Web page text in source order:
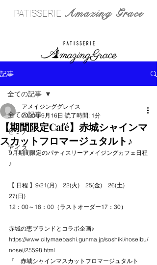
PATISSERIE Amazing Grace
記事
全ての記事
セミナー
アイス
全ての記事
【期間限定Café】赤城シャインマ
スカットフロマージュタルト♪
アメイジンググレイス
2020年9月16日 読了時間: 1分
9月期間限定のパティスリーアメイジングカフェ日程
♪
【 日程 】9/21(月)　22(火)　25(金)　26(土)
27(日)
12：00～18：00（ラストオーダー17：30）
赤城の恵ブランドとコラボ企画♪
https://www.city.maebashi.gunma.jp/soshiki/noseibu/
nosei/25598.html
『　赤城シャインマスカットフロマージュタルト